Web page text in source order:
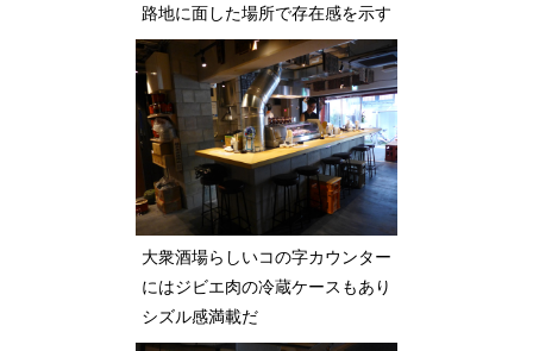
路地に面した場所で存在感を示す
大衆酒場らしいコの字カウンター
にはジビエ肉の冷蔵ケースもあり
シズル感満載だ